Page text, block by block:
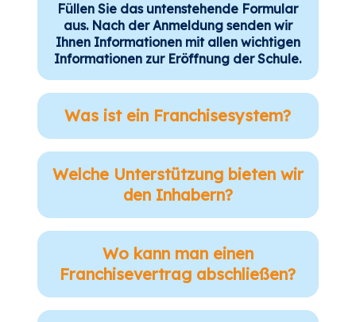
Füllen Sie das untenstehende Formular
aus. Nach der Anmeldung senden wir
Ihnen Informationen mit allen wichtigen
Informationen zur Eröffnung der Schule.
Was ist ein Franchisesystem?
Welche Unterstützung bieten wir
den Inhabern?
Wo kann man einen
Franchisevertrag abschließen?